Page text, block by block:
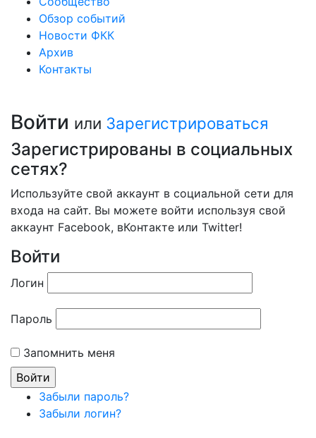
Обзор событий
Новости ФКК
Архив
Контакты
Войти или Зарегистрироваться
Зарегистрированы в социальных
сетях?
Используйте свой аккаунт в социальной сети для
входа на сайт. Вы можете войти используя свой
аккаунт Facebook, вКонтакте или Twitter!
Войти
Логин
Пароль
Запомнить меня
Забыли пароль?
Забыли логин?